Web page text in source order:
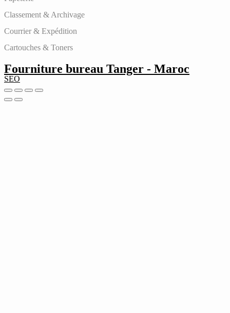
Classement & Archivage
Courrier & Expédition
Cartouches & Toners
Fourniture bureau Tanger - Maroc
SEO